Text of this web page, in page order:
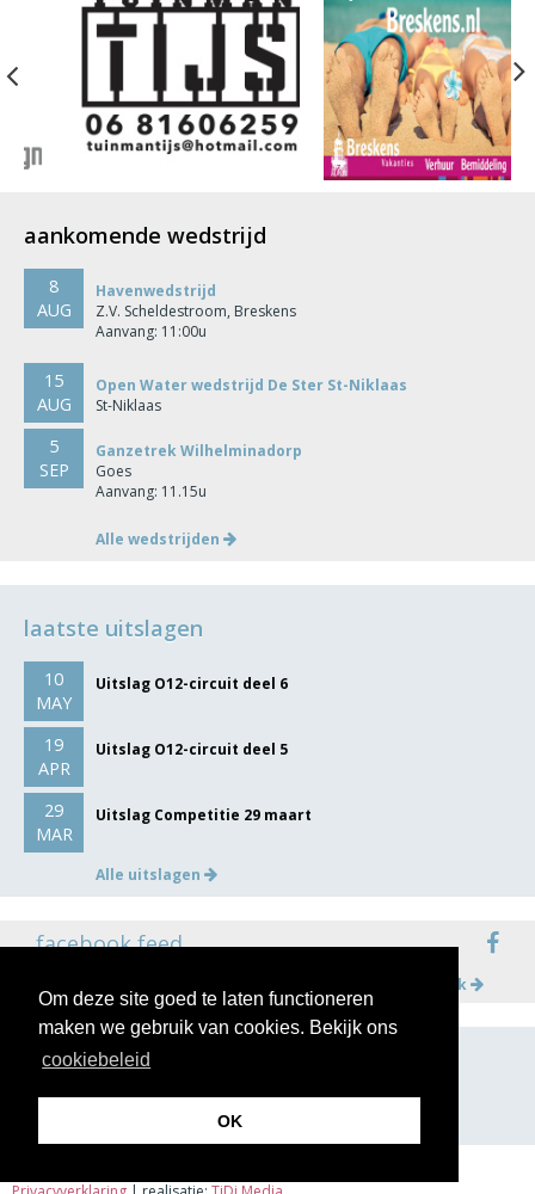
Om deze site goed te laten functioneren
maken we gebruik van cookies. Bekijk ons
cookiebeleid
OK
aankomende wedstrijd
8
AUG
Havenwedstrijd
Z.V. Scheldestroom, Breskens
Aanvang: 11:00u
15
AUG
Open Water wedstrijd De Ster St-Niklaas
St-Niklaas
5
SEP
Ganzetrek Wilhelminadorp
Goes
Aanvang: 11.15u
Alle wedstrijden
laatste uitslagen
10
MAY
Uitslag O12-circuit deel 6
19
APR
Uitslag O12-circuit deel 5
29
MAR
Uitslag Competitie 29 maart
Alle uitslagen
facebook feed
Meer op facebook
volg ons op